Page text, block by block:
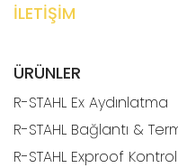
İLETİŞİM
ÜRÜNLER
R-STAHL Ex Aydınlatma
R-STAHL Bağlantı &
R-STAHL Exproof